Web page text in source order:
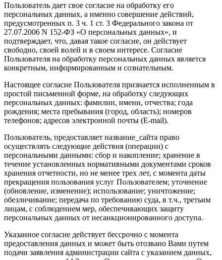
Пользователь дает свое согласие на обработку его
персональных данных, а именно совершение действий,
предусмотренных п. 3 ч. 1 ст. 3 Федерального закона от
27.07.2006 N 152-ФЗ «О персональных данных», и
подтверждает, что, давая такое согласие, он действует
свободно, своей волей и в своем интересе. Согласие
Пользователя на обработку персональных данных является
конкретным, информированным и сознательным.
Настоящее согласие Пользователя признается исполненным в
простой письменной форме, на обработку следующих
персональных данных: фамилии, имени, отчества; года
рождения; места пребывания (город, область); номеров
телефонов; адресов электронной почты (E-mail).
Пользователь, предоставляет название_сайта право
осуществлять следующие действия (операции) с
персональными данными: сбор и накопление; хранение в
течение установленных нормативными документами сроков
хранения отчетности, но не менее трех лет, с момента даты
прекращения пользования услуг Пользователем; уточнение
(обновление, изменение); использование; уничтожение;
обезличивание; передача по требованию суда, в т.ч., третьим
лицам, с соблюдением мер, обеспечивающих защиту
персональных данных от несанкционированного доступа.
Указанное согласие действует бессрочно с момента
предоставления данных и может быть отозвано Вами путем
подачи заявления администрации сайта с указанием данных,